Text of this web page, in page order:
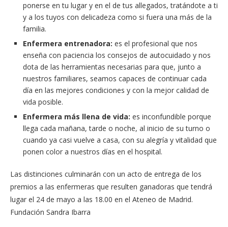
ponerse en tu lugar y en el de tus allegados, tratándote a ti
y a los tuyos con delicadeza como si fuera una más de la
familia.
Enfermera entrenadora: es el profesional que nos
enseña con paciencia los consejos de autocuidado y nos
dota de las herramientas necesarias para que, junto a
nuestros familiares, seamos capaces de continuar cada
día en las mejores condiciones y con la mejor calidad de
vida posible.
Enfermera más llena de vida: es inconfundible porque
llega cada mañana, tarde o noche, al inicio de su turno o
cuando ya casi vuelve a casa, con su alegría y vitalidad que
ponen color a nuestros días en el hospital.
Las distinciones culminarán con un acto de entrega de los
premios a las enfermeras que resulten ganadoras que tendrá
lugar el 24 de mayo a las 18.00 en el Ateneo de Madrid.
Fundación Sandra Ibarra